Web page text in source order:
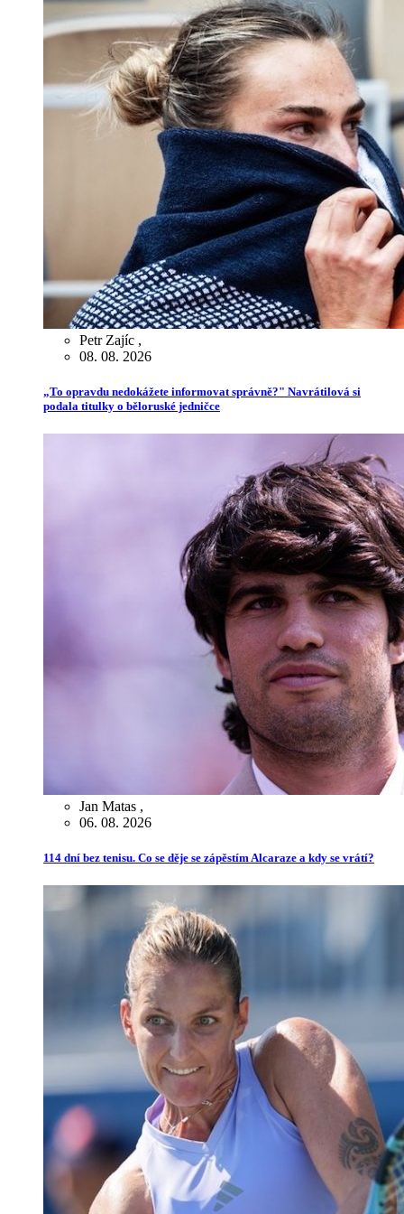
Petr Zajíc ,
08. 08. 2026
„To opravdu nedokážete informovat správně?" Navrátilová si
podala titulky o běloruské jedničce
Jan Matas ,
06. 08. 2026
114 dní bez tenisu. Co se děje se zápěstím Alcaraze a kdy se vrátí?